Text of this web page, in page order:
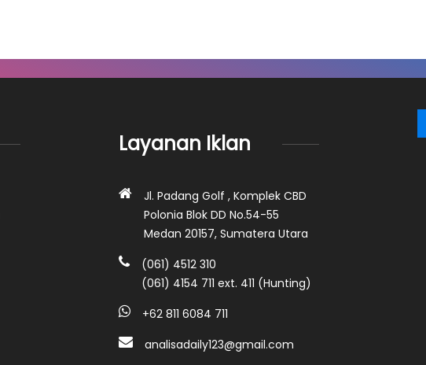
Layanan Iklan
Jl. Padang Golf , Komplek CBD
Polonia Blok DD No.54-55
Medan 20157, Sumatera Utara
(061) 4512 310
(061) 4154 711 ext. 411 (Hunting)
+62 811 6084 711
analisadaily123@gmail.com